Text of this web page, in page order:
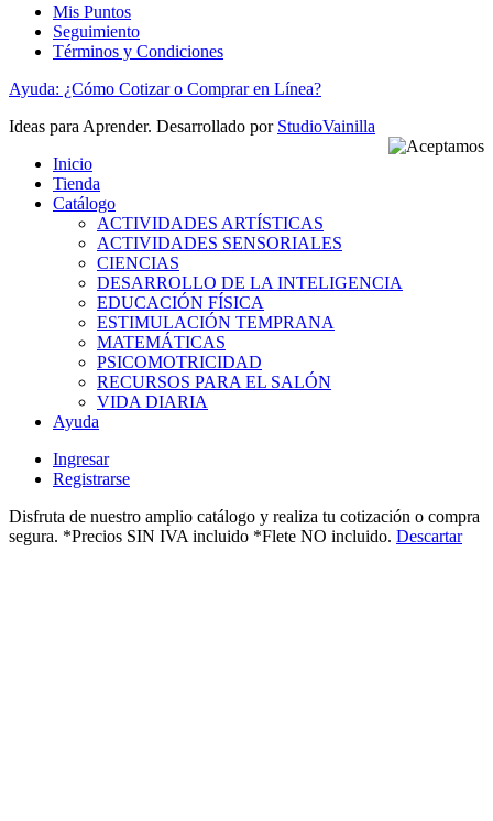
Mis Puntos
Seguimiento
Términos y Condiciones
Ayuda: ¿Cómo Cotizar o Comprar en Línea?
Ideas para Aprender. Desarrollado por StudioVainilla
Inicio
Tienda
Catálogo
ACTIVIDADES ARTÍSTICAS
ACTIVIDADES SENSORIALES
CIENCIAS
DESARROLLO DE LA INTELIGENCIA
EDUCACIÓN FÍSICA
ESTIMULACIÓN TEMPRANA
MATEMÁTICAS
PSICOMOTRICIDAD
RECURSOS PARA EL SALÓN
VIDA DIARIA
Ayuda
Ingresar
Registrarse
Disfruta de nuestro amplio catálogo y realiza tu cotización o compra
segura. *Precios SIN IVA incluido *Flete NO incluido. Descartar